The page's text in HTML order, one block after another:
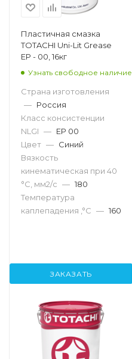
Пластичная смазка
TOTACHI Uni-Lit Grease
EP - 00, 16кг
Узнать свободное наличие
Страна изготовления
— Россия
Класс консистенции
NLGI — EP 00
Цвет — Синий
Вязкость
кинематическая при 40
°С, мм2/с — 180
Температура
каплепадения ,°C — 160
ЗАКАЗАТЬ